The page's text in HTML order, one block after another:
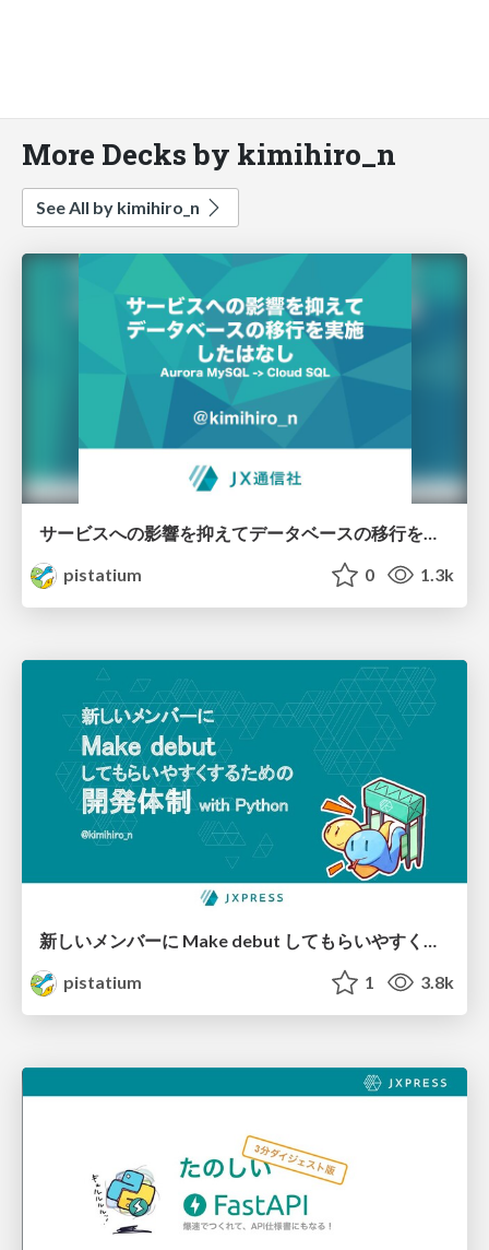
More Decks by kimihiro_n
See All by kimihiro_n
サービスへの影響を抑えてデータベースの移行を実施したはなし Aurora MySQL -> Cloud SQL
pistatium
0 1.3k
pistatium
1 3.8k